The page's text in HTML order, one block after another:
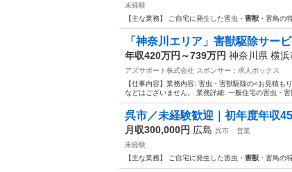
未経験
【主な業務】 ご自宅に発生した害虫・ 害獣 ・害鳥の
「神奈川エリア」害獣駆除サー
年収420万円～739万円 神奈川県 横浜
アズサポート株式会社 スポンサー：求人ボックス
【仕事内容】業務内容: 害虫・害獣駆除の<お見積
などはございません。 業務詳細: 一般住宅の害虫・
呉市／未経験歓迎｜初年度年収
月収300,000円 広島 呉市
営業
未経験
【主な業務】 ご自宅に発生した害虫・ 害獣 ・害鳥の